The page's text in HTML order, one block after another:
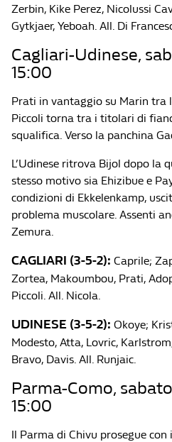
Zerbin, Kike Perez, Nicolussi
Gytkjaer, Yeboah. All. Di
Cagliari-Udinese,
15:00
Prati in vantaggio su Marin tra
Piccoli torna tra i titolari di
squalifica. Verso la panchina
L’Udinese ritrova Bijol dopo la
stesso motivo sia Ehizibue e
condizioni di Ekkelenkamp,
problema muscolare. Assenti
Zemura.
CAGLIARI (3-5-2): Caprile;
Zortea, Makoumbou, Prati,
Piccoli. All. Nicola.
UDINESE (3-5-2): Okoye;
Modesto, Atta, Lovric,
Bravo, Davis. All. Runjaic.
Parma-Como,
15:00
Il Parma di Chivu prosegue con